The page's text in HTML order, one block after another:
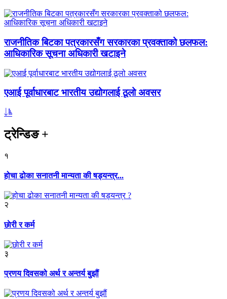
राजनीतिक बिटका पत्रकारसँग सरकारका प्रवक्ताको छलफल:
आधिकारिक सूचना अधिकारी खटाइने
एआई पूर्वाधारबाट भारतीय उद्योगलाई ठूलो अवसर
ट्रेन्डिङ+
१
होचा ढोका सनातनी मान्यता की षड्यन्त्र...
२
छाेरी र कर्म
३
प्रणय दिवसको अर्थ र अन्तर्य बुझौं